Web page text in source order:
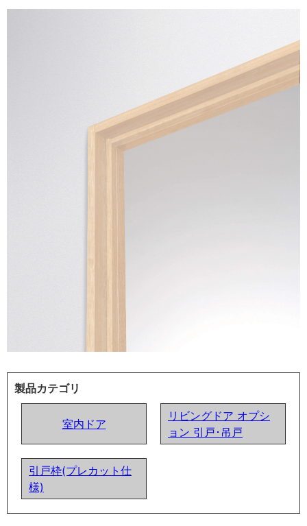
製品カテゴリ
室内ドア
リビングドア オプシ
ョン 引戸･吊戸
引戸枠(プレカット仕
様)